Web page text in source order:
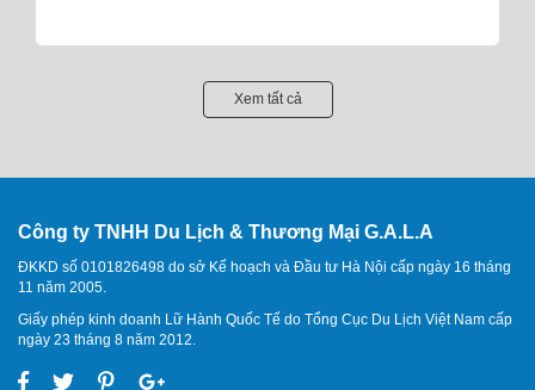
Xem tất cả
Công ty TNHH Du Lịch & Thương Mại G.A.L.A
ĐKKD số 0101826498 do sở Kế hoạch và Đầu tư Hà Nội cấp ngày 16 tháng
11 năm 2005.
Giấy phép kinh doanh Lữ Hành Quốc Tế do Tổng Cục Du Lịch Việt Nam cấp
ngày 23 tháng 8 năm 2012.